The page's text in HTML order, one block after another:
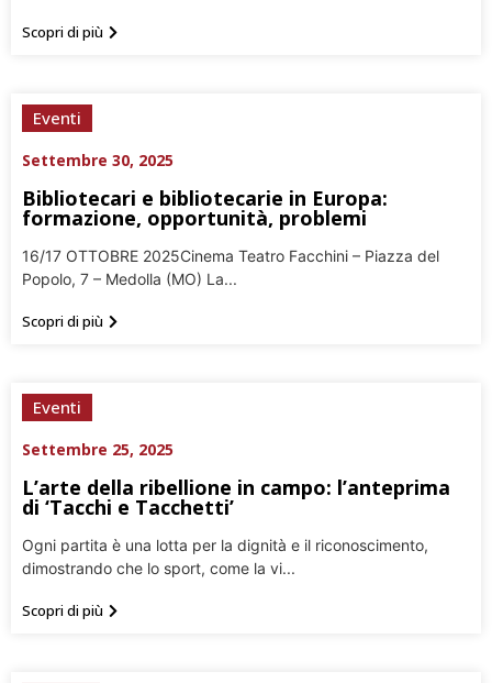
Scopri di più
Eventi
Settembre 30, 2025
Bibliotecari e bibliotecarie in Europa:
formazione, opportunità, problemi
16/17 OTTOBRE 2025Cinema Teatro Facchini – Piazza del
Popolo, 7 – Medolla (MO) La...
Scopri di più
Eventi
Settembre 25, 2025
L’arte della ribellione in campo: l’anteprima
di ‘Tacchi e Tacchetti’
Ogni partita è una lotta per la dignità e il riconoscimento,
dimostrando che lo sport, come la vi...
Scopri di più